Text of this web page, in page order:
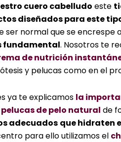
cuero cabelludo este
diseñados para este
ser normal que se encrespe
fundamental. Nosotros te
de nutrición
y pelucas como en el
ya te explicamos la
de pelo natural de
adecuados que hidraten
para ello utilizamos el